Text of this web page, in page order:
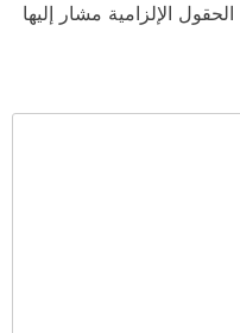
الحقول الإلزامية مشار إليها